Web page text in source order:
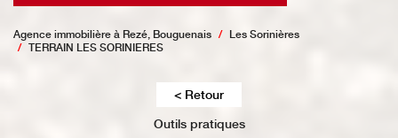
Agence immobilière à Rezé, Bouguenais
Les Sorinières
TERRAIN LES SORINIERES
< Retour
Outils pratiques